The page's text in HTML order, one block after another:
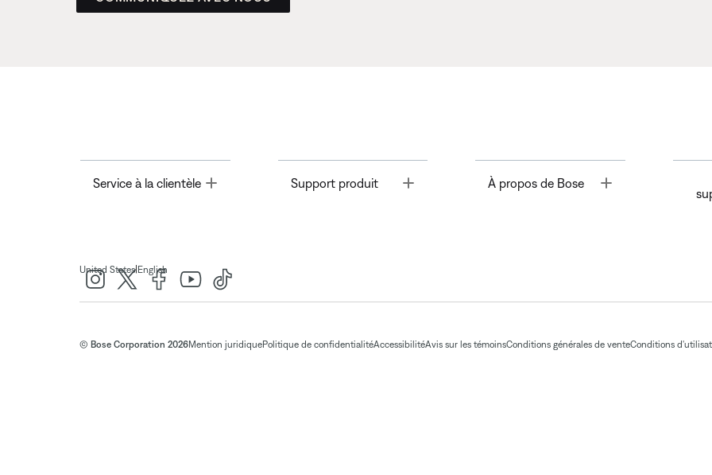
Service à la clientèle Toggle Support produit À propos de Bose Toggle
United States|English
© Bose Corporation 2026Mention juridiquePolitique de confidentialitéAccessibilitéAvis sur les témoinsConditions générales de venteConditions